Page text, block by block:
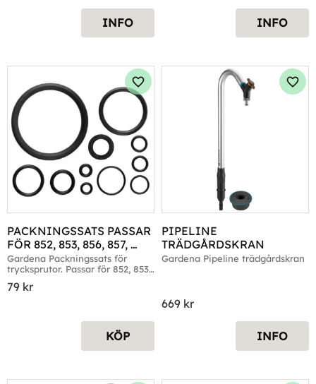
INFO INFO
PACKNINGSSATS PASSAR
FÖR 852, 853, 856, 857,
858, 875.
Gardena Packningssats för
trycksprutor. Passar för 852, 853,
79 kr
Lägg till i favoriter
KÖP
PIPELINE
TRÄDGÅRDSKRAN
Gardena Pipeline trädgårdskran
669 kr
INFO